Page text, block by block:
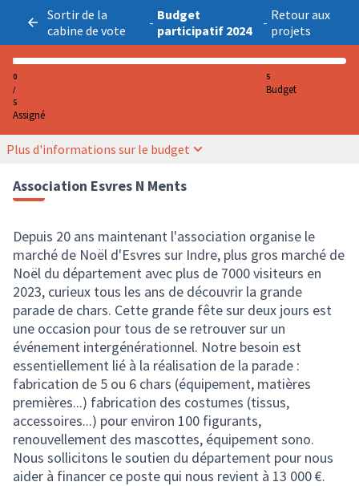
Sortir de la
cabine de vote
- Budget
participatif 2024
- Retour aux
projets
0
/
5
Assigné
5
Budget
Plus d'informations sur le budget
Association Esvres N Ments
Depuis 20 ans maintenant l'association organise le
marché de Noël d'Esvres sur Indre, plus gros marché de
Noël du département avec plus de 7000 visiteurs en
2023, curieux tous les ans de découvrir la grande
parade de chars. Cette grande fête sur deux jours est
une occasion pour tous de se retrouver sur un
événement intergénérationnel. Notre besoin est
essentiellement lié à la réalisation de la parade :
fabrication de 5 ou 6 chars (équipement, matières
premières...) fabrication des costumes (tissus,
accessoires...) pour environ 100 figurants,
renouvellement des mascottes, équipement sono.
Nous sollicitons le soutien du département pour nous
aider à financer ce poste qui nous revient à 13 000 €.